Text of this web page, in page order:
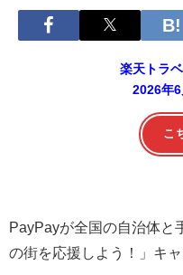
楽天トラ
2026年
こ
PayPayが全国の自治体と
の街を応援しよう！」キ